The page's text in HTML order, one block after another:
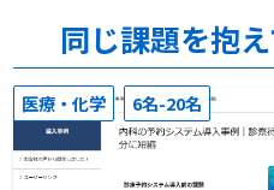
同じ課題を抱
医療・化学 6名-20名